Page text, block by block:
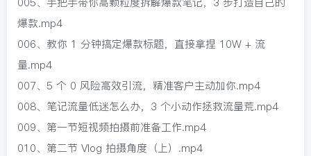
爆款.mp4
006、教你 1 分钟搞定爆款标题，直接拿捏 10W + 流
量.mp4
007、5 个 0 风险高效引流，精准客户主动加你.mp4
008、笔记流量低迷怎么办，3 个小动作拯救流量荒.mp4
009、第一节短视频拍摄前准备工作.mp4
010、第二节 Vlog 拍摄角度（上）.mp4